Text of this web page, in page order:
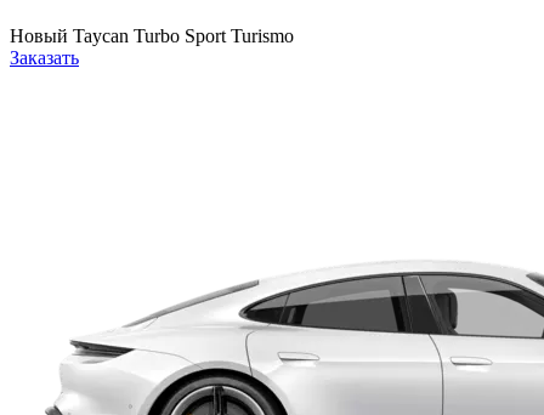
Новый Taycan Turbo Sport Turismo
Заказать